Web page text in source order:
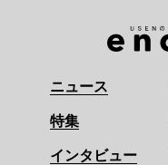
ニュース
特集
インタビュー